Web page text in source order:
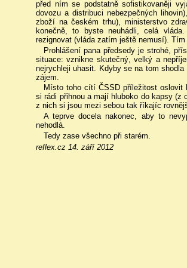
před ním se podstatně sofistikovaněji
dovozu a distribuci nebezpečných
zboží na českém trhu), ministerstvo
konečně, to byste neuhádli, celá
rezignovat (vláda zatím ještě nemusí).
Prohlášení pana předsedy je strohé,
situace: vznikne skutečný, velký a
nejrychleji uhasit. Kdyby se na tom
zájem.
Místo toho cítí ČSSD příležitost oslovit
si rádi přihnou a mají hluboko do kapsy
z nich si jsou mezi sebou tak říkajíc
A teprve docela nakonec, aby to
nehodlá.
Tedy zase všechno při starém.
reflex.cz 14. září 2012